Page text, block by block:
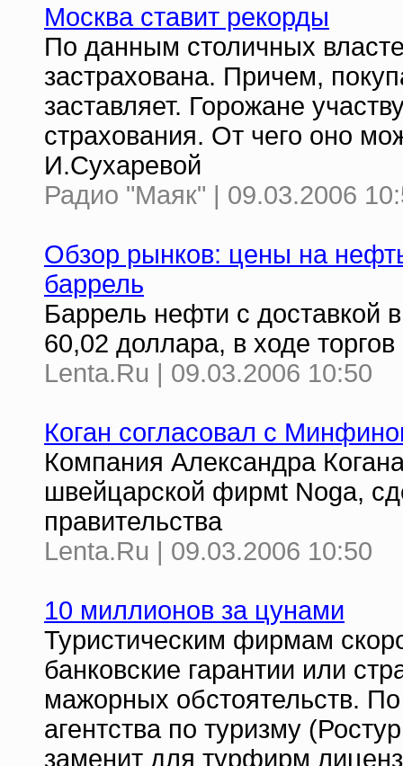
Москва ставит рекорды
По данным столичных
застрахована. Причем,
заставляет. Горожане
страхования. От чего оно
И.Сухаревой
Радио "Маяк" | 09.03.2006
Обзор рынков: цены на
баррель
Баррель нефти с доставкой
60,02 доллара, в ходе
Lenta.Ru | 09.03.2006 10:50
Коган согласовал с
Компания Александра
швейцарской фирмt Noga,
правительства
Lenta.Ru | 09.03.2006 10:50
10 миллионов за цунами
Туристическим фирмам
банковские гарантии или
мажорных обстоятельств.
агентства по туризму
заменит для турфирм